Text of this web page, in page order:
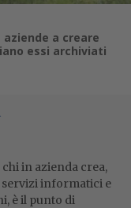
aziende a creare
essi archiviati
in azienda crea,
servizi informatici e
è il punto di